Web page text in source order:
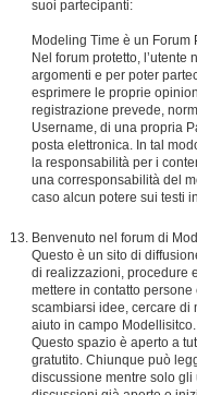
suoi partecipanti:
Modeling Time è un Forum
Nel forum protetto,
argomenti e per poter
esprimere le proprie
registrazione prevede,
Username, di una propria
posta elettronica. In tal
la responsabilità per i
una corresponsabilità del
caso alcun potere sui testi
Benvenuto nel forum di
Questo è un sito di
di realizzazioni, procedure
mettere in contatto
scambiarsi idee, cercare di
aiuto in campo Modellisitco.
Questo spazio è aperto a
gratutito. Chiunque può
discussione mentre solo